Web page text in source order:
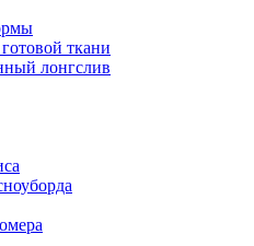
ткани
лонгслив